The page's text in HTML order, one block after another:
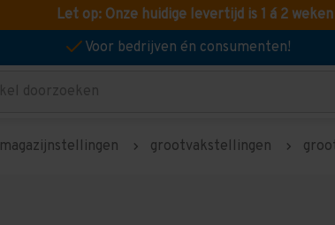
Let op: Onze huidige levertijd is 1 á 2
Voor bedrijven én consumenten!
magazijnstellingen grootvakstellingen